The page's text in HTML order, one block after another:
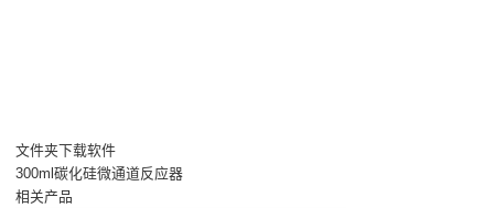
文件夹下载软件
300ml碳化硅微通道反应器
相关产品